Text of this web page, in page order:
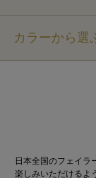
カラーから選
日本全国のフェイラ
楽しみいただけるよ